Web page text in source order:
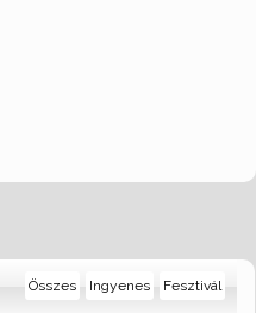
Fesztivál
Ingyenes
Összes